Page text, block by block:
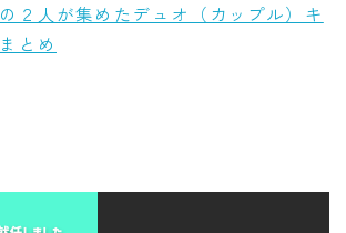
２人が集めたデュオ（カップル）キ
とめ